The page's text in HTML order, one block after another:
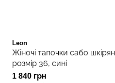
Leon
Жіночі тапочки сабо
розмір 36, сині
1 840 грн